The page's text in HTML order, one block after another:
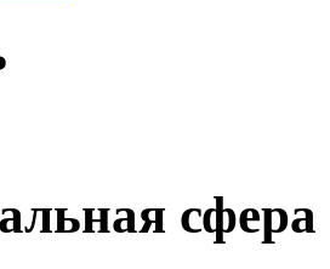
сфера